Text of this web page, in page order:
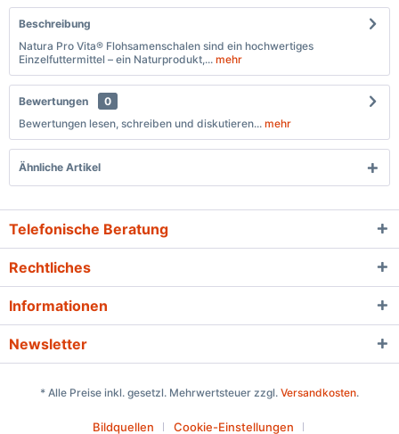
Beschreibung
Natura Pro Vita® Flohsamenschalen sind ein hochwertiges
Einzelfuttermittel – ein Naturprodukt,... mehr
Bewertungen
0
Bewertungen lesen, schreiben und diskutieren... mehr
Ähnliche Artikel
Telefonische Beratung
Rechtliches
Informationen
Newsletter
* Alle Preise inkl. gesetzl. Mehrwertsteuer zzgl. Versandkosten.
Bildquellen Cookie-Einstellungen